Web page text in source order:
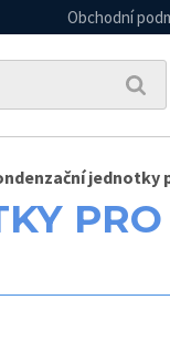
Obchodní
jednotky